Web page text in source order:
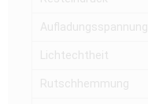
Aufladungsspannung
Lichtechtheit
Rutschhemmung